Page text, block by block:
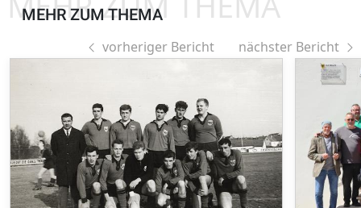
MEHR ZUM THEMA
vorheriger Bericht nächster Bericht